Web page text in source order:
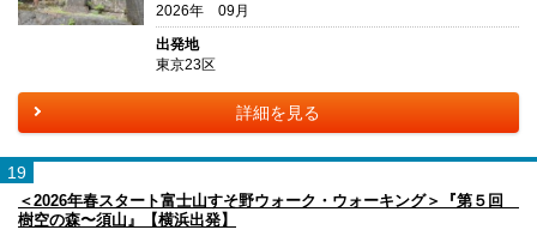
2026年 09月
出発地
東京23区
詳細を見る
19
＜2026年春スタート富士山すそ野ウォーク・ウォーキング＞『第５回
樹空の森〜須山』【横浜出発】